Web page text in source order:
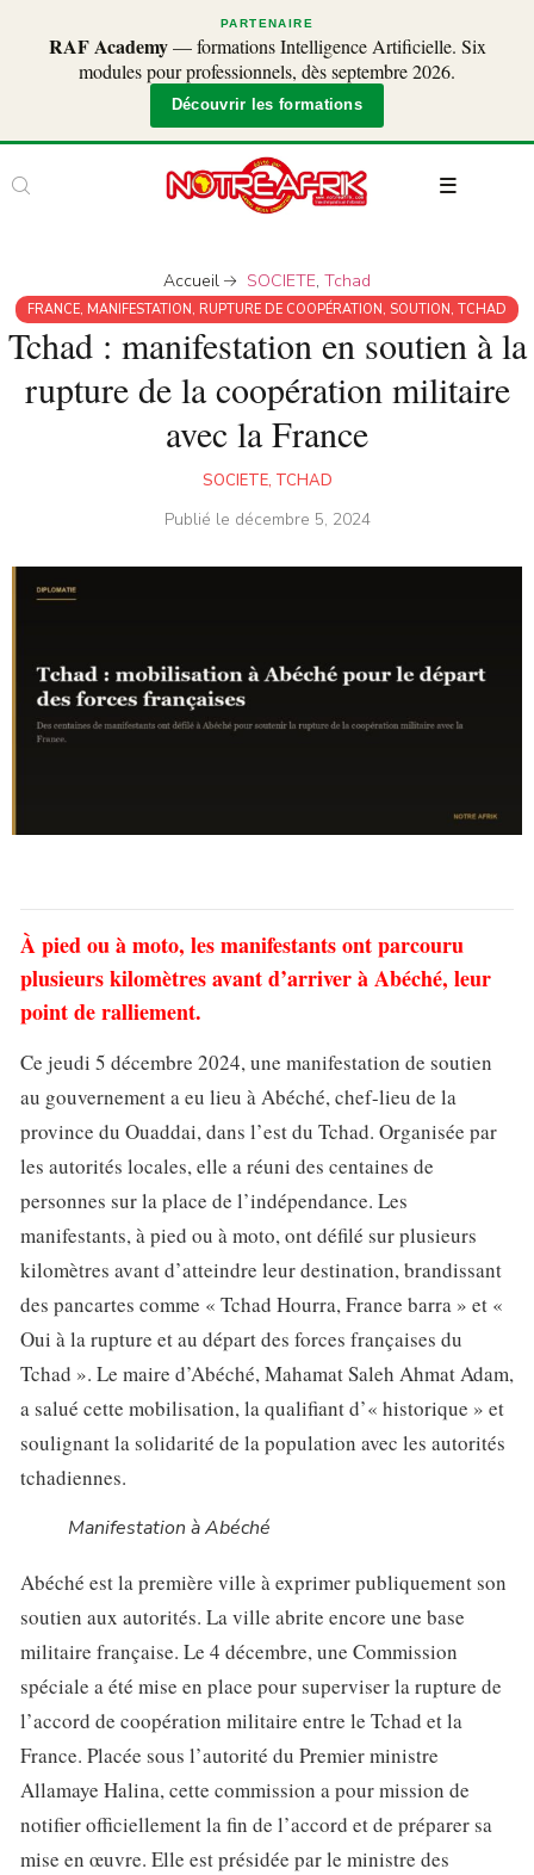
PARTENAIRE
RAF Academy— formations Intelligence Artificielle. Six
modules pour professionnels, dès septembre 2026.
Découvrir les formations
Accueil SOCIETE, Tchad
FRANCE, MANIFESTATION, RUPTURE DE COOPÉRATION, SOUTION, TCHAD
Tchad : manifestation en soutien à la
rupture de la coopération militaire
avec la France
SOCIETE, TCHAD
Publié le décembre 5, 2024
À pied ou à moto, les manifestants ont parcouru
plusieurs kilomètres avant d’arriver à Abéché, leur
point de ralliement.
Ce jeudi 5 décembre 2024, une manifestation de soutien
au gouvernement a eu lieu à Abéché, chef-lieu de la
province du Ouaddai, dans l’est du Tchad. Organisée par
les autorités locales, elle a réuni des centaines de
personnes sur la place de l’indépendance. Les
manifestants, à pied ou à moto, ont défilé sur plusieurs
kilomètres avant d’atteindre leur destination, brandissant
des pancartes comme « Tchad Hourra, France barra » et «
Oui à la rupture et au départ des forces françaises du
Tchad ». Le maire d’Abéché, Mahamat Saleh Ahmat Adam,
a salué cette mobilisation, la qualifiant d’« historique » et
soulignant la solidarité de la population avec les autorités
tchadiennes.
Manifestation à Abéché
Abéché est la première ville à exprimer publiquement son
soutien aux autorités. La ville abrite encore une base
militaire française. Le 4 décembre, une Commission
spéciale a été mise en place pour superviser la rupture de
l’accord de coopération militaire entre le Tchad et la
France. Placée sous l’autorité du Premier ministre
Allamaye Halina, cette commission a pour mission de
notifier officiellement la fin de l’accord et de préparer sa
mise en œuvre. Elle est présidée par le ministre des